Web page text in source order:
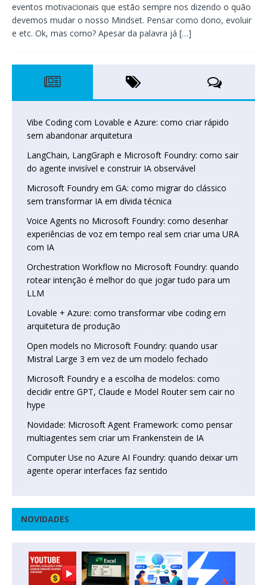
eventos motivacionais que estão sempre nos dizendo o quão
devemos mudar o nosso Mindset. Pensar como dono, evoluir
e etc. Ok, mas como? Apesar da palavra já […]
Vibe Coding com Lovable e Azure: como criar rápido
sem abandonar arquitetura
LangChain, LangGraph e Microsoft Foundry: como sair
do agente invisível e construir IA observável
Microsoft Foundry em GA: como migrar do clássico
sem transformar IA em dívida técnica
Voice Agents no Microsoft Foundry: como desenhar
experiências de voz em tempo real sem criar uma URA
com IA
Orchestration Workflow no Microsoft Foundry: quando
rotear intenção é melhor do que jogar tudo para um
LLM
Lovable + Azure: como transformar vibe coding em
arquitetura de produção
Open models no Microsoft Foundry: quando usar
Mistral Large 3 em vez de um modelo fechado
Microsoft Foundry e a escolha de modelos: como
decidir entre GPT, Claude e Model Router sem cair no
hype
Novidade: Microsoft Agent Framework: como pensar
multiagentes sem criar um Frankenstein de IA
Computer Use no Azure AI Foundry: quando deixar um
agente operar interfaces faz sentido
NOVIDADES